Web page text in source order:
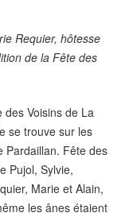
Requier, hôtesse
de la Fête des
des Voisins de La
se trouve sur les
Pardaillan. Fête des
Pujol, Sylvie,
Marie et Alain,
les ânes étaient